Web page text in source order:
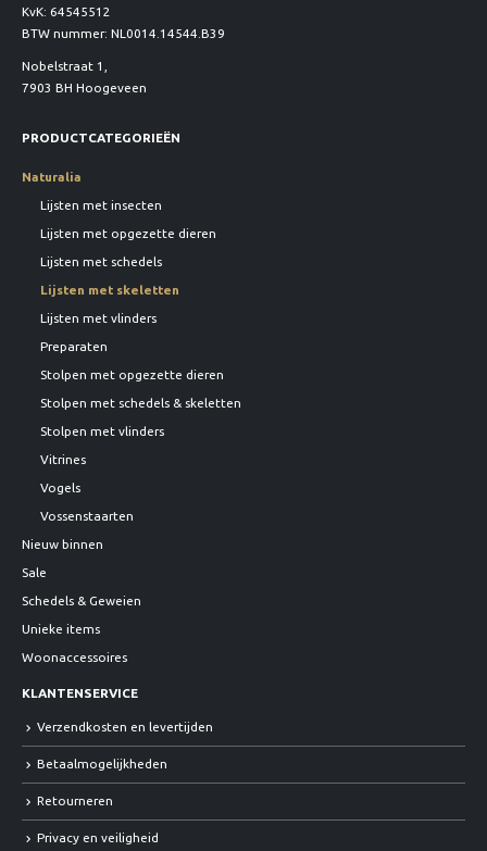
KvK: 64545512
BTW nummer: NL0014.14544.B39
Nobelstraat 1,
7903 BH Hoogeveen
PRODUCTCATEGORIEËN
Naturalia
Lijsten met insecten
Lijsten met opgezette dieren
Lijsten met schedels
Lijsten met skeletten
Lijsten met vlinders
Preparaten
Stolpen met opgezette dieren
Stolpen met schedels & skeletten
Stolpen met vlinders
Vitrines
Vogels
Vossenstaarten
Nieuw binnen
Sale
Schedels & Geweien
Unieke items
Woonaccessoires
KLANTENSERVICE
Verzendkosten en levertijden
Betaalmogelijkheden
Retourneren
Privacy en veiligheid